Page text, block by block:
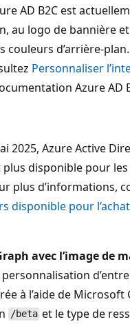
AD B2C est
au logo de bannière
couleurs d’arrière-
Personnaliser
Azure AD
2025, Azure Active
plus disponible pour
plus d’informations,
disponible pour
avec l’image de
personnalisation
à l’aide de Microsoft
/beta et le type de